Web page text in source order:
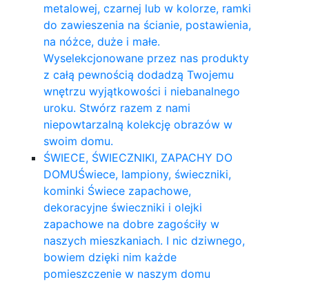
metalowej, czarnej lub w kolorze, ramki
do zawieszenia na ścianie, postawienia,
na nóżce, duże i małe.
Wyselekcjonowane przez nas produkty
z całą pewnością dodadzą Twojemu
wnętrzu wyjątkowości i niebanalnego
uroku. Stwórz razem z nami
niepowtarzalną kolekcję obrazów w
swoim domu.
ŚWIECE, ŚWIECZNIKI, ZAPACHY DO
DOMUŚwiece, lampiony, świeczniki,
kominki Świece zapachowe,
dekoracyjne świeczniki i olejki
zapachowe na dobre zagościły w
naszych mieszkaniach. I nic dziwnego,
bowiem dzięki nim każde
pomieszczenie w naszym domu